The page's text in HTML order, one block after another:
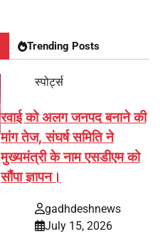
Trending Posts
स्पोर्ट्स
रवाई को अलग जनपद बनाने की
मांग तेज, संघर्ष समिति ने
मुख्यमंत्री के नाम एसडीएम को
सौंपा ज्ञापन।
gadhdeshnews
July 15, 2026